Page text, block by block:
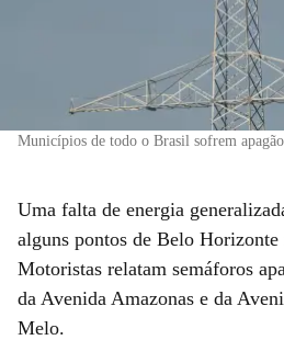
Municípios de todo o Brasil sofrem apagão
Uma falta de energia
alguns pontos de Belo
Motoristas relatam semáforos
da Avenida Amazonas e da
Melo.